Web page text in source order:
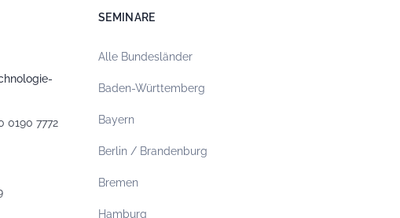
0190 7772
SEMINARE
Alle Bundesländer
Baden-Württemberg
Bayern
Berlin / Brandenburg
Bremen
Hamburg